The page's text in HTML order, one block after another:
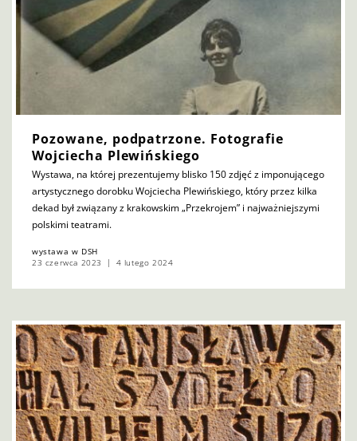
Pozowane, podpatrzone. Fotografie
Wojciecha Plewińskiego
Wystawa, na której prezentujemy blisko 150 zdjęć z imponującego
artystycznego dorobku Wojciecha Plewińskiego, który przez kilka
dekad był związany z krakowskim „Przekrojem” i najważniejszymi
polskimi teatrami.
wystawa w DSH
23 czerwca 2023
4 lutego 2024